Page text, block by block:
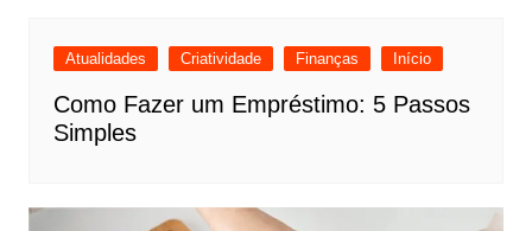
Atualidades Criatividade Finanças Início
Como Fazer um Empréstimo: 5 Passos
Simples